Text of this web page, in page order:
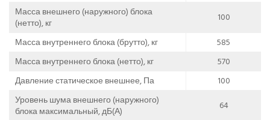
Масса внешнего (наружного) блока
(нетто), кг
100
Масса внутреннего блока (брутто), кг
585
Масса внутреннего блока (нетто), кг
570
Давление статическое внешнее, Па
100
Уровень шума внешнего (наружного)
блока максимальный, дБ(А)
64